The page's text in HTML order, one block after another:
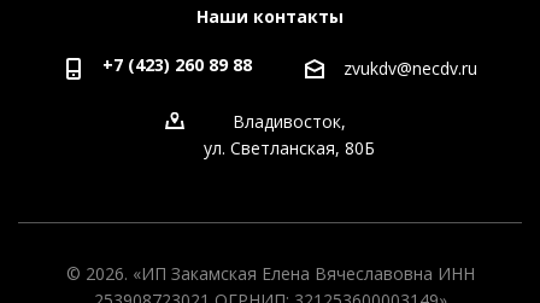
Наши контакты
+7 (423) 260 89 88 zvukdv@necdv.ru
Владивосток,
ул. Светланская, 80Б
© 2026. «ИП Закамская Елена Вячеславовна ИНН